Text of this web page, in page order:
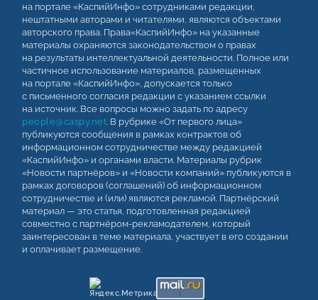
на портале «КаспийИнфо» сотрудниками редакции,
нештатными авторами и читателями, являются объектами
авторского права. Права«КаспийИнфо» на указанные
материалы охраняются законодательством о правах
на результаты интеллектуальной деятельности. Полное или
частичное использование материалов, размещенных
на портале «КаспийИнфо», допускается только
с письменного согласия редакции с указанием ссылки
на источник. Все вопросы можно задать по адресу
people@caspy.net. В рубрике «От первого лица»
публикуются сообщения в рамках контрактов об
информационном сотрудничестве между редакцией
«КаспийИнфо» и органами власти. Материалы рубрик
«Новости партнёров» и «Новости компаний» публикуются в
рамках договоров (соглашений) об информационном
сотрудничестве и (или) являются рекламой. Партнёрский
материал — это статья, подготовленная редакцией
совместно с партнёром-рекламодателем, который
заинтересован в теме материала, участвует в его создании
и оплачивает размещение.